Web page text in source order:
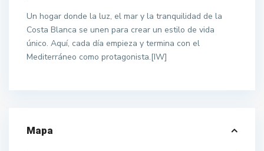
Un hogar donde la luz, el mar y la tranquilidad de la
Costa Blanca se unen para crear un estilo de vida
único. Aquí, cada día empieza y termina con el
Mediterráneo como protagonista.[IW]
Mapa